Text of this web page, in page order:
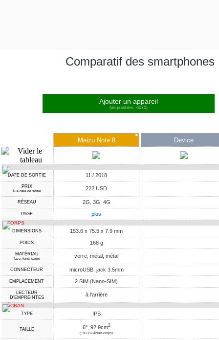
Comparatif des smartphones
Ajouter un appareil
(disponibles: 6070)
✖
Meizu Note 8 Device
DATE DE SORTIE 11 / 2018
PRIX
à la date de sortie 222 USD
RÉSEAU 2G, 3G, 4G
PAGE plus
CORPS
DIMENSIONS 153.6 x 75.5 x 7.9 mm
POIDS 168 g
MATÉRIAU
face, fond, cadre verre, métal, métal
CONNECTEUR microUSB, jack 3.5mm
EMPLACEMENT 2 SIM (Nano-SIM)
LECTEUR
D'EMPREINTES
à l'arrière
ÉCRAN
TYPE IPS
TAILLE 6", 92.9cm2
(~80.1% écran-corps)